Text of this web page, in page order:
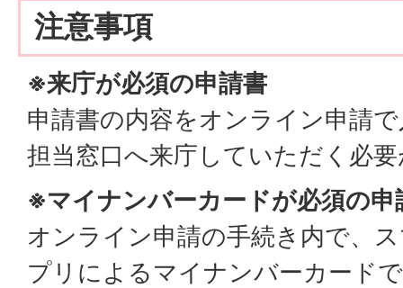
注意事項
※来庁が必須の申請書
申請書の内容をオンライン申請
担当窓口へ来庁していただく必
※マイナンバーカードが必須の申
オンライン申請の手続き内で、
プリによるマイナンバーカード